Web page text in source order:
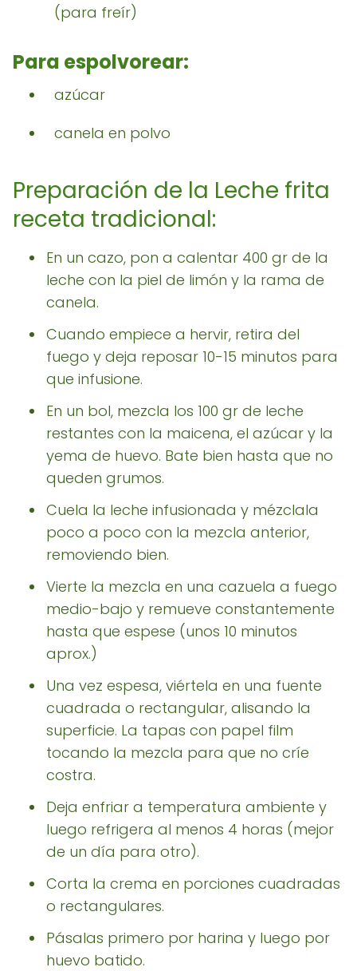
(para freír)
Para espolvorear:
azúcar
canela en polvo
Preparación de la Leche frita
receta tradicional:
En un cazo, pon a calentar 400 gr de la
leche con la piel de limón y la rama de
canela.
Cuando empiece a hervir, retira del
fuego y deja reposar 10-15 minutos para
que infusione.
En un bol, mezcla los 100 gr de leche
restantes con la maicena, el azúcar y la
yema de huevo. Bate bien hasta que no
queden grumos.
Cuela la leche infusionada y mézclala
poco a poco con la mezcla anterior,
removiendo bien.
Vierte la mezcla en una cazuela a fuego
medio-bajo y remueve constantemente
hasta que espese (unos 10 minutos
aprox.)
Una vez espesa, viértela en una fuente
cuadrada o rectangular, alisando la
superficie. La tapas con papel film
tocando la mezcla para que no críe
costra.
Deja enfriar a temperatura ambiente y
luego refrigera al menos 4 horas (mejor
de un día para otro).
Corta la crema en porciones cuadradas
o rectangulares.
Pásalas primero por harina y luego por
huevo batido.